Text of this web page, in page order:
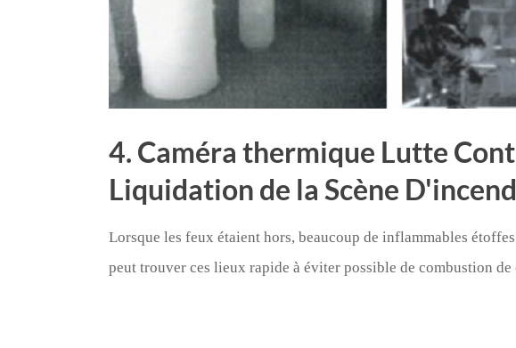
4. Caméra thermique Lutte
Liquidation de la Scène
Lorsque les feux étaient hors, beaucoup de inflammables
peut trouver ces lieux rapide à éviter possible de combustion de